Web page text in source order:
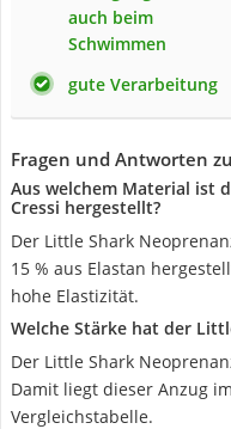
auch beim
Schwimmen
gute Verarbeitung
Fragen und Antworten
Aus welchem Material ist
Cressi hergestellt?
Der Little Shark
15 % aus Elastan
hohe Elastizität.
Welche Stärke hat der
Der Little Shark
Damit liegt dieser Anzug
Vergleichstabelle.